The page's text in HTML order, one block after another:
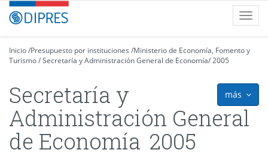
Contenido
principalDIPRES
-
de
Presupuestos
Inicio/Presupuesto por instituciones /Ministerio de Economía, Fomento y
Turismo/Secretaría y Administración General de Economía/2005
más
Secretaría y
Administración General
de Economía 2005